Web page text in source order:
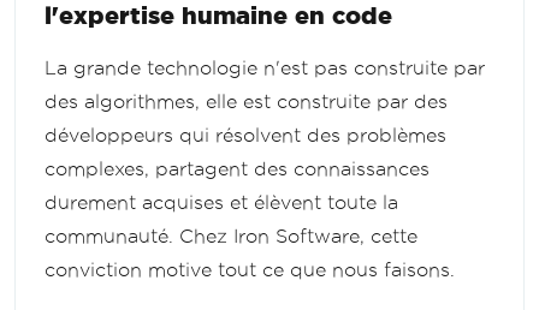
l'expertise humaine en code
La grande technologie n'est pas construite par
des algorithmes, elle est construite par des
développeurs qui résolvent des problèmes
complexes, partagent des connaissances
durement acquises et élèvent toute la
communauté. Chez Iron Software, cette
conviction motive tout ce que nous faisons.